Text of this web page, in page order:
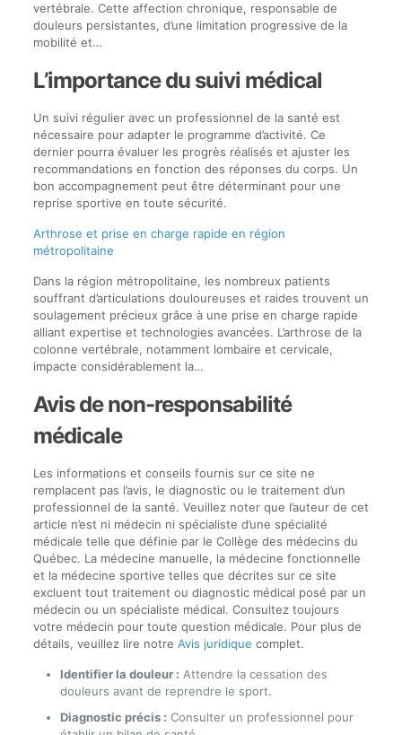
vertébrale. Cette affection chronique, responsable de
douleurs persistantes, d’une limitation progressive de la
mobilité et…
L’importance du suivi médical
Un suivi régulier avec un professionnel de la santé est
nécessaire pour adapter le programme d’activité. Ce
dernier pourra évaluer les progrès réalisés et ajuster les
recommandations en fonction des réponses du corps. Un
bon accompagnement peut être déterminant pour une
reprise sportive en toute sécurité.
Arthrose et prise en charge rapide en région
métropolitaine
Dans la région métropolitaine, les nombreux patients
souffrant d’articulations douloureuses et raides trouvent un
soulagement précieux grâce à une prise en charge rapide
alliant expertise et technologies avancées. L’arthrose de la
colonne vertébrale, notamment lombaire et cervicale,
impacte considérablement la…
Avis de non-responsabilité
médicale
Les informations et conseils fournis sur ce site ne
remplacent pas l’avis, le diagnostic ou le traitement d’un
professionnel de la santé. Veuillez noter que l’auteur de cet
article n’est ni médecin ni spécialiste d’une spécialité
médicale telle que définie par le Collège des médecins du
Québec. La médecine manuelle, la médecine fonctionnelle
et la médecine sportive telles que décrites sur ce site
excluent tout traitement ou diagnostic médical posé par un
médecin ou un spécialiste médical. Consultez toujours
votre médecin pour toute question médicale. Pour plus de
détails, veuillez lire notre Avis juridique complet.
Identifier la douleur : Attendre la cessation des
douleurs avant de reprendre le sport.
Diagnostic précis : Consulter un professionnel pour